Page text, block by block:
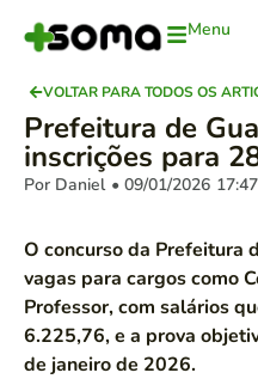
Menu
VOLTAR PARA TODOS OS
Prefeitura de
inscrições para
Por Daniel • 09/01/2026 17:47
O concurso da Prefeitura
vagas para cargos como
Professor, com salários
6.225,76, e a prova
de janeiro de 2026.